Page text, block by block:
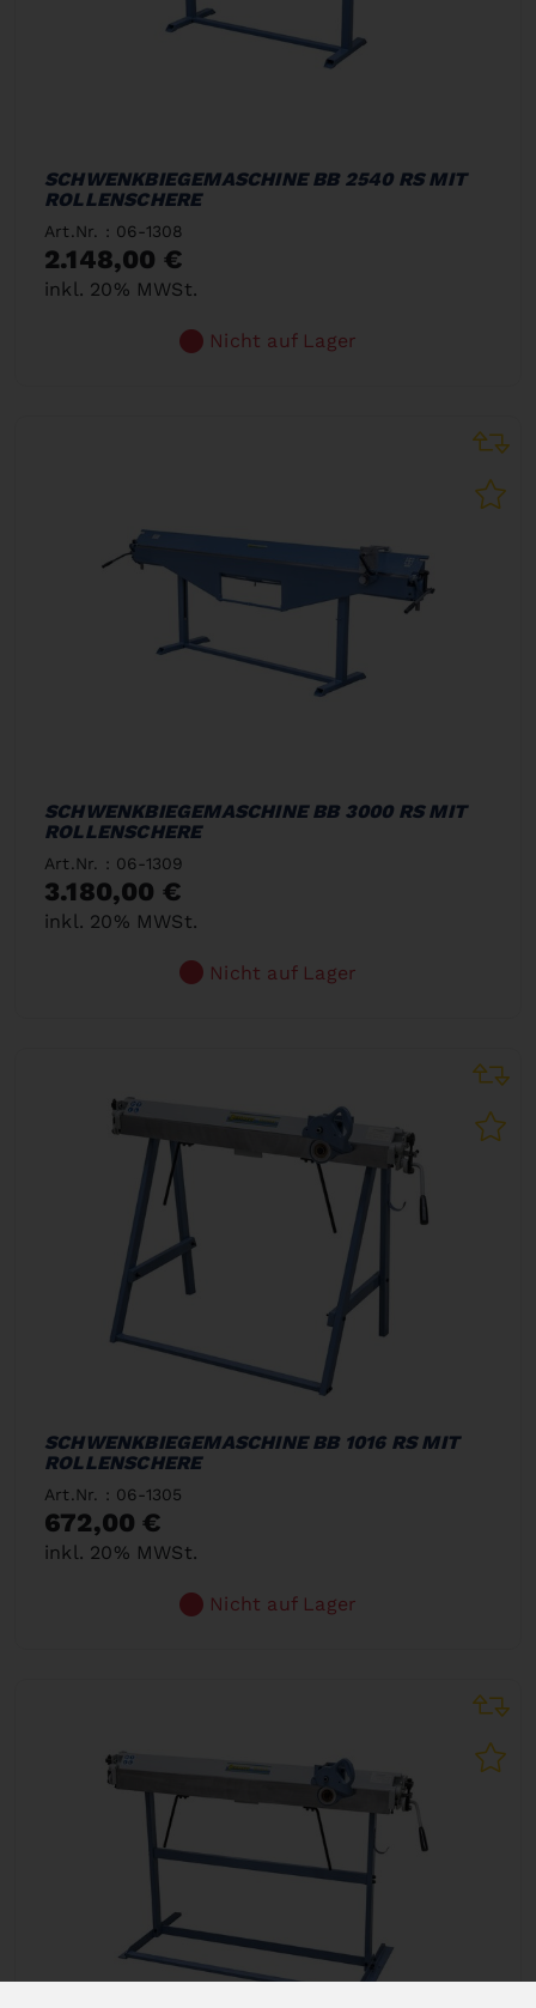
SCHWENKBIEGEMASCHINE BB 2540 RS MIT
ROLLENSCHERE
Art.Nr. : 06-1308
2.148,00 €
inkl. 20% MWSt.
Nicht auf Lager
SCHWENKBIEGEMASCHINE BB 3000 RS MIT
ROLLENSCHERE
Art.Nr. : 06-1309
3.180,00 €
inkl. 20% MWSt.
Nicht auf Lager
SCHWENKBIEGEMASCHINE BB 1016 RS MIT
ROLLENSCHERE
Art.Nr. : 06-1305
672,00 €
inkl. 20% MWSt.
Nicht auf Lager